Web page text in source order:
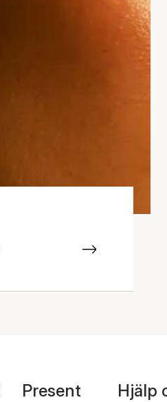
Present
Hjälp